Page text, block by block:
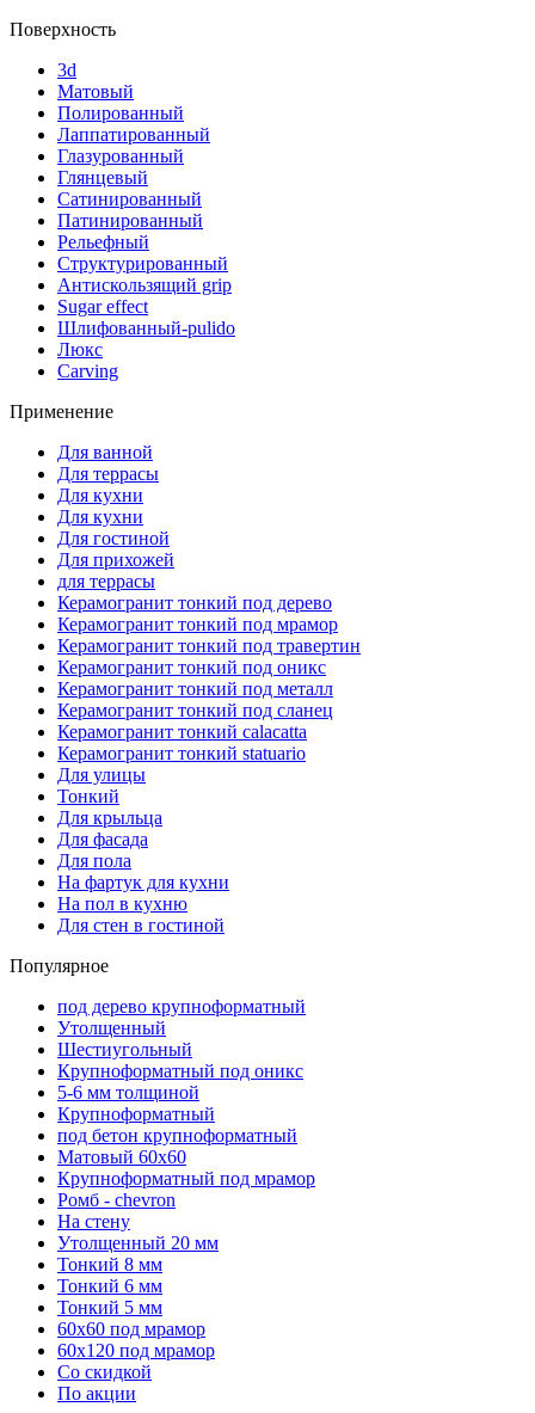
Поверхность
3d
Матовый
Полированный
Лаппатированный
Глазурованный
Глянцевый
Сатинированный
Патинированный
Рельефный
Структурированный
Антискользящий grip
Sugar effect
Шлифованный-pulido
Люкс
Сarving
Применение
Для ванной
Для террасы
Для кухни
Для кухни
Для гостиной
Для прихожей
для террасы
Керамогранит тонкий под дерево
Керамогранит тонкий под мрамор
Керамогранит тонкий под травертин
Керамогранит тонкий под оникс
Керамогранит тонкий под металл
Керамогранит тонкий под сланец
Керамогранит тонкий calacatta
Керамогранит тонкий statuario
Для улицы
Тонкий
Для крыльца
Для фасада
Для пола
На фартук для кухни
На пол в кухню
Для стен в гостиной
Популярное
под дерево крупноформатный
Утолщенный
Шестиугольный
Крупноформатный под оникс
5-6 мм толщиной
Крупноформатный
под бетон крупноформатный
Матовый 60х60
Крупноформатный под мрамор
Ромб - chevron
На стену
Утолщенный 20 мм
Тонкий 8 мм
Тонкий 6 мм
Тонкий 5 мм
60х60 под мрамор
60х120 под мрамор
Со скидкой
По акции